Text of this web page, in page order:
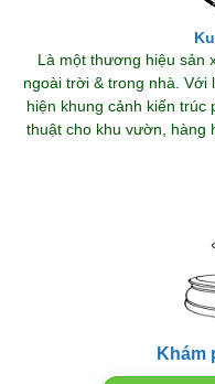
Là một thương hiệu
ngoài trời & trong nhà. Với
hiện khung cảnh kiến
thuật cho khu vườn, hàng
Khám